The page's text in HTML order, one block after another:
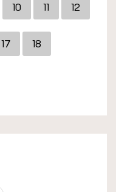
10 11 12
17 18